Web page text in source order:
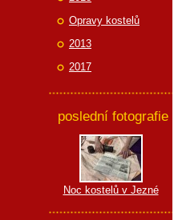
Opravy kostelů
2013
2017
poslední fotografie
Noc kostelů v Jezné